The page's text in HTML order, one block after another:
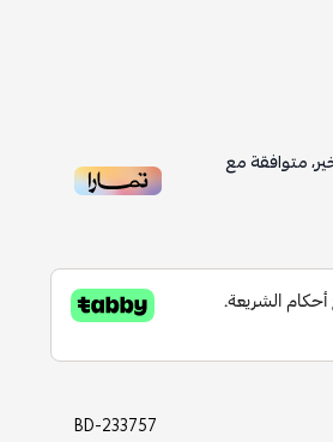
مع
BD-233757